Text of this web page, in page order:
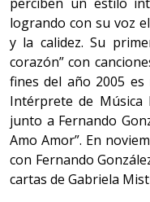
logrando con su voz
y la calidez. Su
corazón” con
fines del año 2005
Intérprete de
junto a Fernando
Amo Amor”. En
con Fernando
cartas de Gabriela